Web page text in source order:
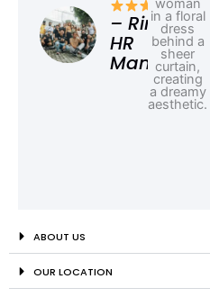
– Rina,
HR
Manager
ABOUT US
OUR LOCATION